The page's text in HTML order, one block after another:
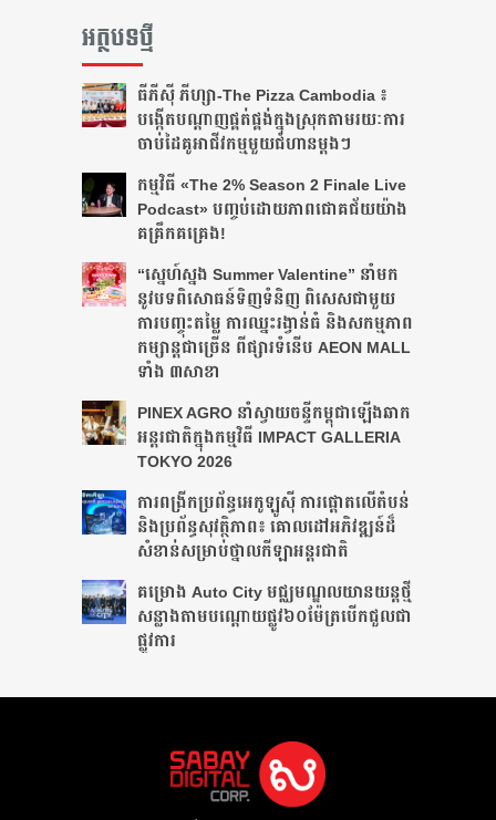
អត្ថបទថ្មី
ធីភីស៊ី ភីហ្សា-The Pizza Cambodia ៖
បង្កើត​បណ្តាញ​ផ្គត់ផ្គង់​ក្នុង​ស្រុក​តាមរយៈ​ការ​
ចាប់​ដៃ​គូ​អាជីវកម្ម​មួយ​ជំហាន​ម្តងៗ​
កម្មវិធី «The 2% Season 2 Finale Live
Podcast» បញ្ចប់ដោយភាពជោគជ័យយ៉ាង
គគ្រឹកគគ្រេង!
“ស្នេហ៍ស្នង Summer Valentine” នាំមក
នូវបទពិសោធន៍ទិញទំនិញ ពិសេសជាមួយ
ការបញ្ចុះតម្លៃ ការឈ្នះរង្វាន់ធំ និងសកម្មភាព
កម្សាន្តជាច្រើន ពីផ្សារទំនើប AEON MALL
ទាំង ៣សាខា
PINEX AGRO នាំ​ស្វាយចន្ទី​កម្ពុជា​ឡើង​ឆាក​
អន្តរជាតិ​​ក្នុង​កម្មវិធី​ IMPACT GALLERIA
TOKYO 2026
ការពង្រីកប្រព័ន្ធអេកូឡូស៊ី ការផ្តោតលើតំបន់
និងប្រព័ន្ធសុវត្ថិភាព៖ គោលដៅអភិវឌ្ឍន៍ដ៏
សំខាន់សម្រាប់ថ្នាលកីឡាអន្តរជាតិ
គម្រោង Auto City មជ្ឈមណ្ឌលយានយន្តថ្មី
សន្លាង​តាមបណ្តោយផ្លូវ​​៦០ម៉ែត្រ​បើកជួលជា
ផ្លូវការ